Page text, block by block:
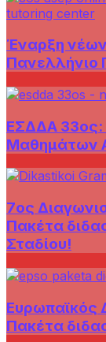
Έναρξη
Πανελλήνιο
ΕΣΔΔΑ 33ος:
Μαθημάτων
7ος
Πακέτα
Σταδίου!
Ευρωπαϊκός
Πακέτα